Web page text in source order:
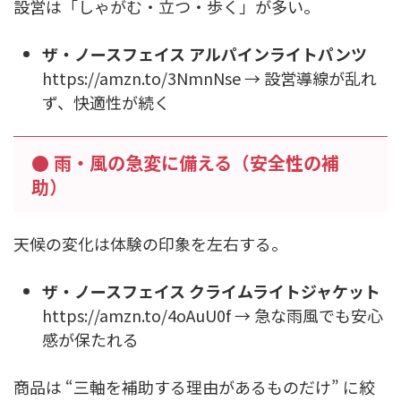
設営は「しゃがむ・立つ・歩く」が多い。
ザ・ノースフェイス アルパインライトパンツ
https://amzn.to/3NmnNse → 設営導線が乱れ
ず、快適性が続く
● 雨・風の急変に備える（安全性の補
助）
天候の変化は体験の印象を左右する。
ザ・ノースフェイス クライムライトジャケット
https://amzn.to/4oAuU0f → 急な雨風でも安心
感が保たれる
商品は “三軸を補助する理由があるものだけ” に絞